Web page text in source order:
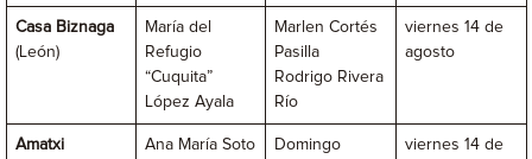
Casa Biznaga
(León)
María del
Refugio
“Cuquita”
López Ayala
Marlen Cortés
Pasilla
Rodrigo Rivera
Río
viernes 14 de
agosto
Amatxi
Ana María Soto
Domingo
viernes 14 de